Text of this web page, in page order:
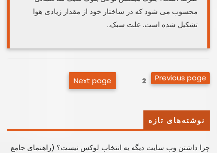
محسوب می شود که در ساختار خود از مقدار زیادی هوا
تشکیل شده است. علت سبک..
صفحه‌بندی
Previous page
2
Next page
نوشته‌های تازه
چرا داشتن وب سایت دیگه یه انتخاب لوکس نیست؟ (راهنمای جامع